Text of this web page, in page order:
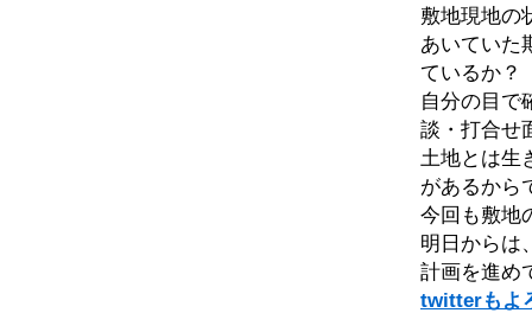
敷地現地の
あいていた
ているか？
自分の目で
談・打合せ
土地とは生
があるから
今回も敷地
明日からは
計画を進め
twitterもよ